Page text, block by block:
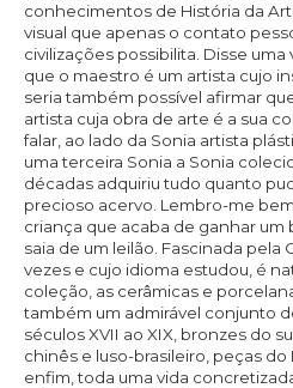
conhecimentos de História da
visual que apenas o contato
civilizações possibilita. Disse uma
que o maestro é um artista cujo
seria também possível afirmar
artista cuja obra de arte é a sua
falar, ao lado da Sonia artista
uma terceira Sonia a Sonia
décadas adquiriu tudo quanto
precioso acervo. Lembro-me
criança que acaba de ganhar
saia de um leilão. Fascinada pela
vezes e cujo idioma estudou, é
coleção, as cerâmicas e
também um admirável conjunto
séculos XVII ao XIX, bronzes do
chinês e luso-brasileiro, peças do
enfim, toda uma vida